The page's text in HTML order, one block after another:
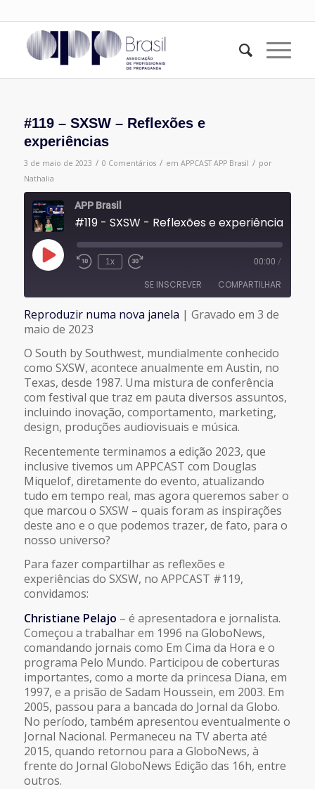
#119 – SXSW – Reflexões e
experiências
3 de maio de 2023 / 0 Comentários / em APPCAST APP Brasil / por
Nathalia
APP Brasil
#119 - SXSW - Reflexões e experiências
Reproduzir
episódio
1x 00:00 /
SE INSCREVER COMPARTILHAR
FEED RSS
COMPARTILHAR
LINK
INCORPORAR
Reproduzir numa nova janela | Gravado em 3 de
maio de 2023
O South by Southwest, mundialmente conhecido
como SXSW, acontece anualmente em Austin, no
Texas, desde 1987. Uma mistura de conferência
com festival que traz em pauta diversos assuntos,
incluindo inovação, comportamento, marketing,
design, produções audiovisuais e música.
Recentemente terminamos a edição 2023, que
inclusive tivemos um APPCAST com Douglas
Miquelof, diretamente do evento, atualizando
tudo em tempo real, mas agora queremos saber o
que marcou o SXSW – quais foram as inspirações
deste ano e o que podemos trazer, de fato, para o
nosso universo?
Para fazer compartilhar as reflexões e
experiências do SXSW, no APPCAST #119,
convidamos:
Christiane Pelajo – é apresentadora e jornalista.
Começou a trabalhar em 1996 na GloboNews,
comandando jornais como Em Cima da Hora e o
programa Pelo Mundo. Participou de coberturas
importantes, como a morte da princesa Diana, em
1997, e a prisão de Sadam Houssein, em 2003. Em
2005, passou para a bancada do Jornal da Globo.
No período, também apresentou eventualmente o
Jornal Nacional. Permaneceu na TV aberta até
2015, quando retornou para a GloboNews, à
frente do Jornal GloboNews Edição das 16h, entre
outros.